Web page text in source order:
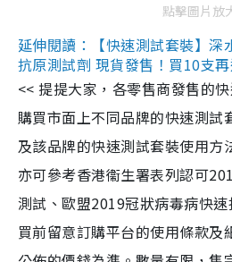
點擊圖片放
延伸閱讀：【快速測試套裝】深
抗原測試劑 現貨發售！買10支
<< 提提大家，各零售商發售的
購買市面上不同品牌的快速測試
及該品牌的快速測試套裝使用方
亦可參考香港衞生署表列認可
測試、歐盟2019冠狀病毒病快
買前留意訂購平台的使用條款及